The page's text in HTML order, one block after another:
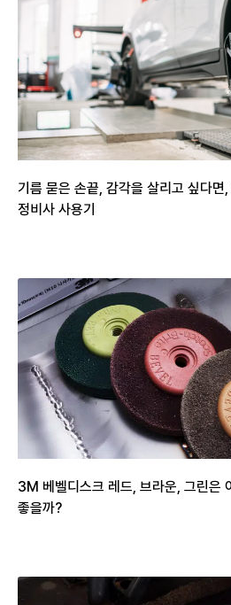
기름 묻은 손끝, 감각을 살리고 싶다
정비사 사용기
3M 베벨디스크 레드, 브라운, 그린은
좋을까?